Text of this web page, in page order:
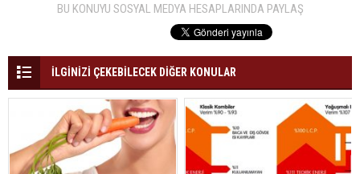
BU KONUYU SOSYAL MEDYA HESAPLARINDA PAYLAŞ
İLGİNİZİ ÇEKEBİLECEK DİĞER KONULAR